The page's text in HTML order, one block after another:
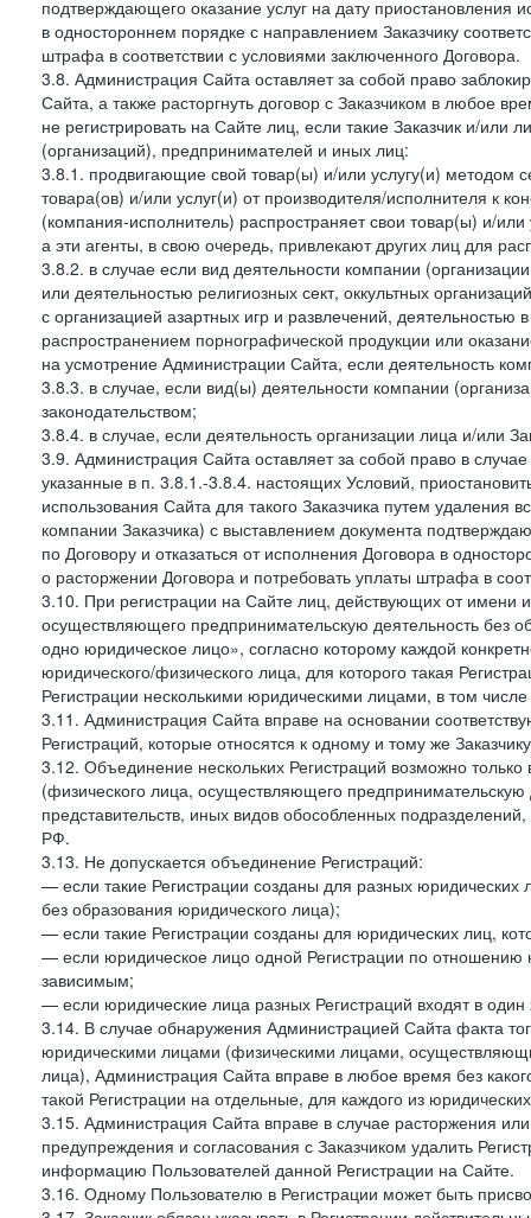
подтверждающего оказание услуг на дату приостановления
в одностороннем порядке с направлением Заказчику
штрафа в соответствии с условиями заключенного Договора.
3.8. Администрация Сайта оставляет за собой право
Сайта, а также расторгнуть договор с Заказчиком в любое
не регистрировать на Сайте лиц, если такие Заказчик и/
(организаций), предпринимателей и иных лиц:
3.8.1. продвигающие свой товар(ы) и/или услугу(и) методом
товара(ов) и/или услуг(и) от производителя/исполнителя к
(компания-исполнитель) распространяет свои товар(ы) и/
а эти агенты, в свою очередь, привлекают других лиц для
3.8.2. в случае если вид деятельности компании
или деятельностью религиозных сект, оккультных
с организацией азартных игр и развлечений,
распространением порнографической продукции или
на усмотрение Администрации Сайта, если деятельность
3.8.3. в случае, если вид(ы) деятельности компании
законодательством;
3.8.4. в случае, если деятельность организации лица и/или
3.9. Администрация Сайта оставляет за собой право в
указанные в п. 3.8.1.-3.8.4. настоящих Условий,
использования Сайта для такого Заказчика путем
компании Заказчика) с выставлением документа
по Договору и отказаться от исполнения Договора в
о расторжении Договора и потребовать уплаты штрафа в
3.10. При регистрации на Сайте лиц, действующих от имени
осуществляющего предпринимательскую деятельность без
одно юридическое лицо», согласно которому каждой
юридического/физического лица, для которого такая
Регистрации несколькими юридическими лицами, в том
3.11. Администрация Сайта вправе на основании
Регистраций, которые относятся к одному и тому же
3.12. Объединение нескольких Регистраций возможно
(физического лица, осуществляющего
представительств, иных видов обособленных
РФ.
3.13. Не допускается объединение Регистраций:
— если такие Регистрации созданы для разных
без образования юридического лица);
— если такие Регистрации созданы для юридических лиц,
— если юридическое лицо одной Регистрации по отношению
зависимым;
— если юридические лица разных Регистраций входят в
3.14. В случае обнаружения Администрацией Сайта факта
юридическими лицами (физическими лицами,
лица), Администрация Сайта вправе в любое время без
такой Регистрации на отдельные, для каждого из
3.15. Администрация Сайта вправе в случае расторжения
предупреждения и согласования с Заказчиком удалить
информацию Пользователей данной Регистрации на Сайте.
3.16. Одному Пользователю в Регистрации может быть